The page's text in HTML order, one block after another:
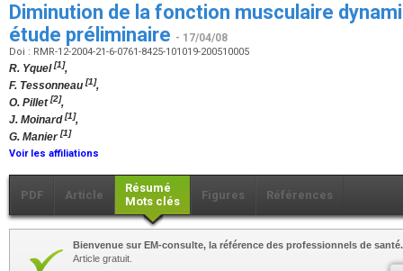
Diminution de la fonction musculaire
étude préliminaire - 17/04/08
Doi : RMR-12-2004-21-6-0761-8425-101019-200510005
R. Yquel[1],
F. Tessonneau [1],
O. Pillet[2],
J. Moinard[1],
G. Manier[1]
Voir les affiliations
PDF Article
Résumé
Mots clés
Figures Références
Bienvenue sur EM-consulte, la référence des professionnels de santé.
Article gratuit.